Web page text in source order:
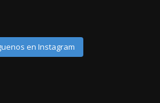
en Instagram